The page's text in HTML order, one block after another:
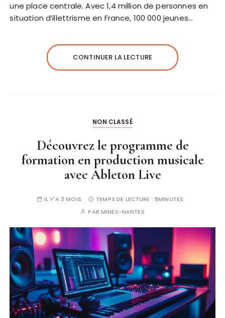
une place centrale. Avec 1,4 million de personnes en
situation d’illettrisme en France, 100 000 jeunes…
CONTINUER LA LECTURE
NON CLASSÉ
Découvrez le programme de
formation en production musicale
avec Ableton Live
IL Y'A 3 MOIS TEMPS DE LECTURE :8MINUTES
PAR MINES-NANTES